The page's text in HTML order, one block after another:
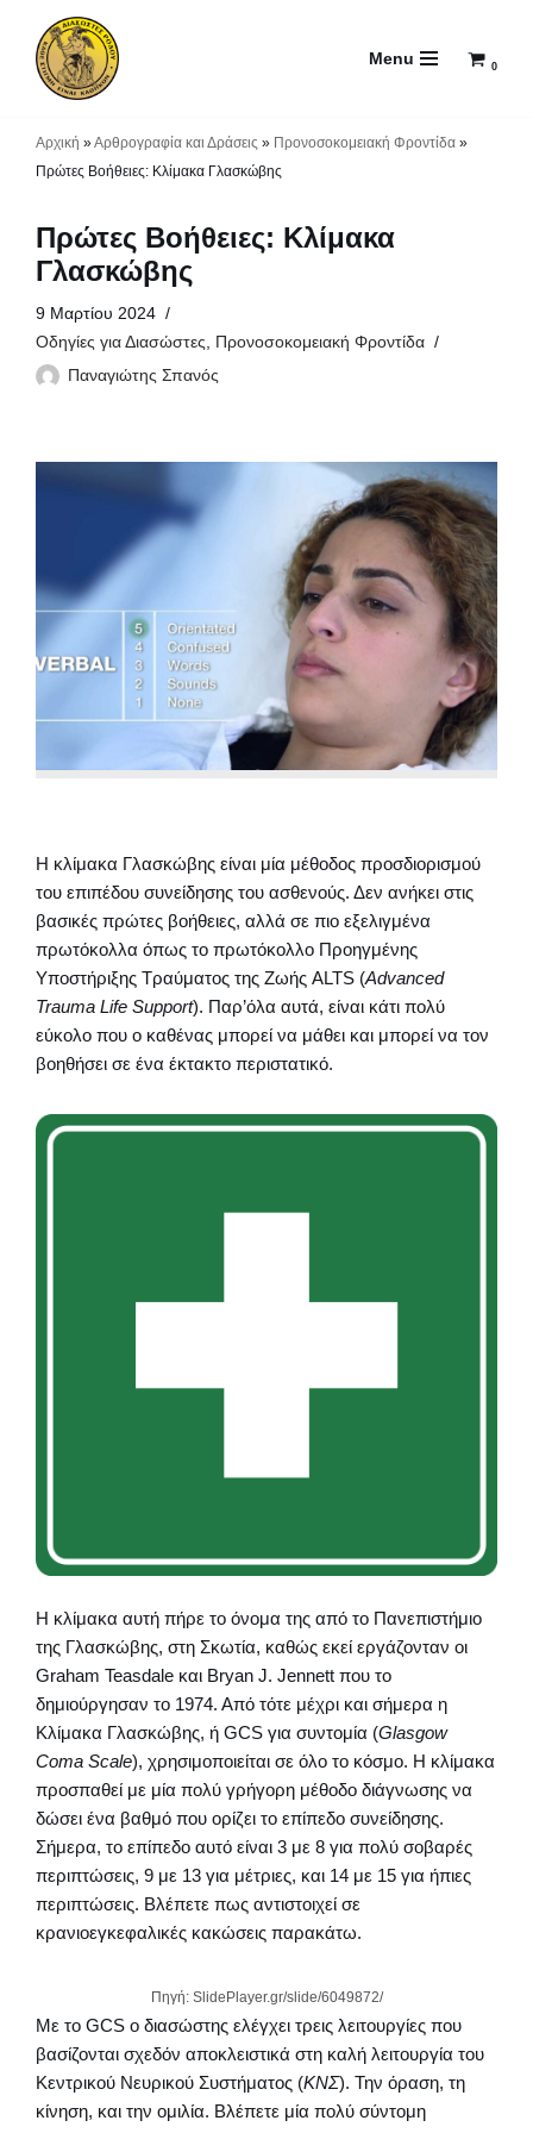
Μεταπηδήστε
Menu 0
Αρχική »Αρθρογραφία και Δράσεις » Προνοσοκομειακή Φροντίδα »
Πρώτες Βοήθειες: Κλίμακα Γλασκώβης
Πρώτες Βοήθειες: Κλίμακα
Γλασκώβης
9 Μαρτίου 2024
Οδηγίες για Διασώστες, Προνοσοκομειακή Φροντίδα
Παναγιώτης Σπανός
Η κλίμακα Γλασκώβης είναι μία μέθοδος προσδιορισμού
του επιπέδου συνείδησης του ασθενούς. Δεν ανήκει στις
βασικές πρώτες βοήθειες, αλλά σε πιο εξελιγμένα
πρωτόκολλα όπως το πρωτόκολλο Προηγμένης
Υποστήριξης Τραύματος της Ζωής ALTS (Advanced
Trauma Life Support). Παρ’όλα αυτά, είναι κάτι πολύ
εύκολο που ο καθένας μπορεί να μάθει και μπορεί να τον
βοηθήσει σε ένα έκτακτο περιστατικό.
Η κλίμακα αυτή πήρε το όνομα της από το Πανεπιστήμιο
της Γλασκώβης, στη Σκωτία, καθώς εκεί εργάζονταν οι
Graham Teasdale και Bryan J. Jennett που το
δημιούργησαν το 1974. Από τότε μέχρι και σήμερα η
Κλίμακα Γλασκώβης, ή GCS για συντομία (Glasgow
Coma Scale), χρησιμοποιείται σε όλο το κόσμο. Η κλίμακα
προσπαθεί με μία πολύ γρήγορη μέθοδο διάγνωσης να
δώσει ένα βαθμό που ορίζει το επίπεδο συνείδησης.
Σήμερα, το επίπεδο αυτό είναι 3 με 8 για πολύ σοβαρές
περιπτώσεις, 9 με 13 για μέτριες, και 14 με 15 για ήπιες
περιπτώσεις. Βλέπετε πως αντιστοιχεί σε
κρανιοεγκεφαλικές κακώσεις παρακάτω.
Πηγή: SlidePlayer.gr/slide/6049872/
Με το GCS ο διασώστης ελέγχει τρεις λειτουργίες που
βασίζονται σχεδόν αποκλειστικά στη καλή λειτουργία του
Κεντρικού Νευρικού Συστήματος (ΚΝΣ). Την όραση, τη
κίνηση, και την ομιλία. Βλέπετε μία πολύ σύντομη